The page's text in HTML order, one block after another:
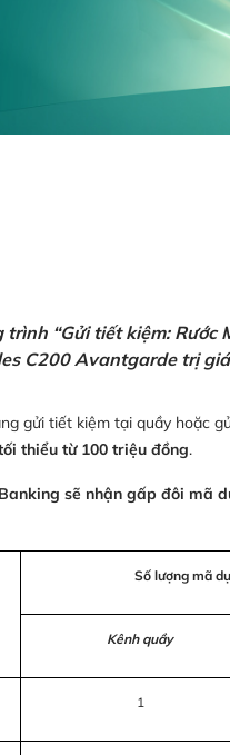
“Gửi tiết kiệm: Rước
C200 Avantgarde trị
gửi tiết kiệm tại quầy hoặc
thiểu từ 100 triệu đồng.
sẽ nhận gấp đôi mã
Số lượng mã
Kênh quầy
1